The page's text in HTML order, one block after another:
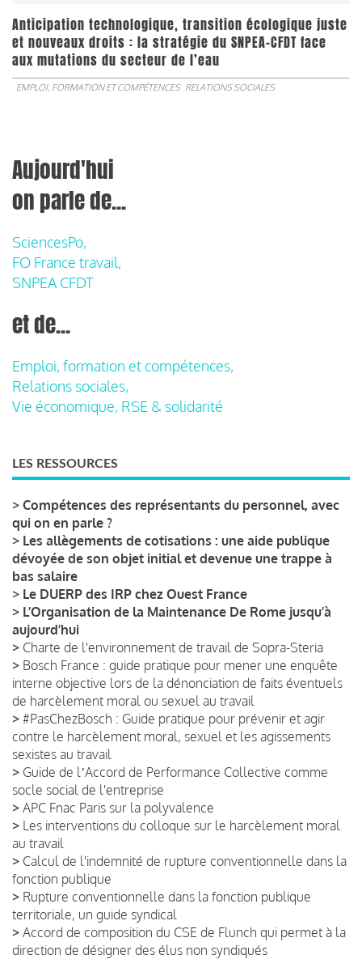
Anticipation technologique, transition écologique juste
et nouveaux droits : la stratégie du SNPEA-CFDT face
aux mutations du secteur de l’eau
EMPLOI, FORMATION ET COMPÉTENCES RELATIONS SOCIALES
Aujourd'hui
on parle de...
SciencesPo,
FO France travail,
SNPEA CFDT
et de...
Emploi, formation et compétences,
Relations sociales,
Vie économique, RSE & solidarité
LES RESSOURCES
> Compétences des représentants du personnel, avec
qui on en parle ?
> Les allègements de cotisations : une aide publique
dévoyée de son objet initial et devenue une trappe à
bas salaire
> Le DUERP des IRP chez Ouest France
> L’Organisation de la Maintenance De Rome jusqu’à
aujourd’hui
> Charte de l'environnement de travail de Sopra-Steria
> Bosch France : guide pratique pour mener une enquête
interne objective lors de la dénonciation de faits éventuels
de harcèlement moral ou sexuel au travail
> #PasChezBosch : Guide pratique pour prévenir et agir
contre le harcèlement moral, sexuel et les agissements
sexistes au travail
> Guide de lʼAccord de Performance Collective comme
socle social de l'entreprise
> APC Fnac Paris sur la polyvalence
> Les interventions du colloque sur le harcèlement moral
au travail
> Calcul de l'indemnité de rupture conventionnelle dans la
fonction publique
> Rupture conventionnelle dans la fonction publique
territoriale, un guide syndical
> Accord de composition du CSE de Flunch qui permet à la
direction de désigner des élus non syndiqués